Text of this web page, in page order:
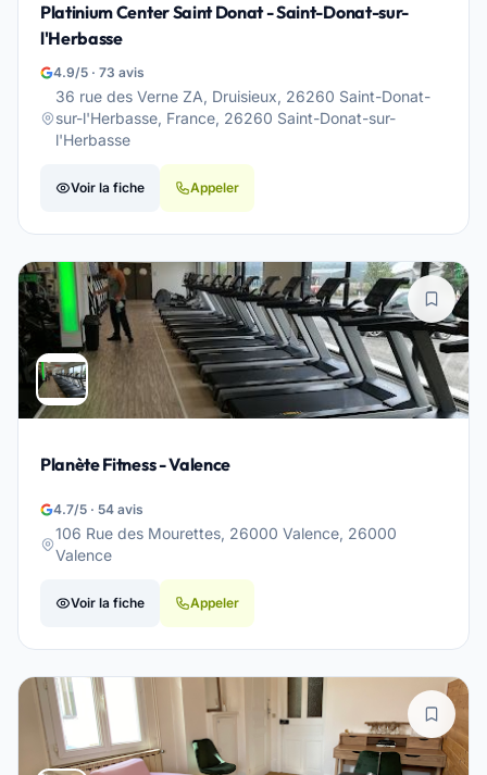
Platinium Center Saint Donat - Saint-Donat-sur-
l'Herbasse
4.9/5 · 73 avis
36 rue des Verne ZA, Druisieux, 26260 Saint-Donat-
sur-l'Herbasse, France, 26260 Saint-Donat-sur-
l'Herbasse
Voir la fiche Appeler
Planète Fitness - Valence
4.7/5 · 54 avis
106 Rue des Mourettes, 26000 Valence, 26000
Valence
Voir la fiche Appeler